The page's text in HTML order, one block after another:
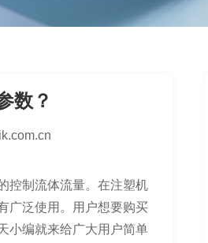
数？
制流体流量。在注塑机
广泛使用。用户想要购买
小编就来给广大用户简单